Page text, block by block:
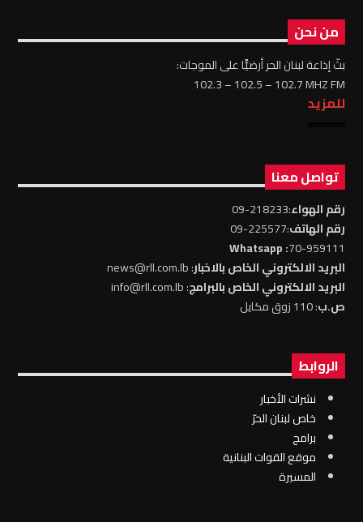
من نحن
بثّ إذاعة لبنان الحر أرضيًّا على الموجات:
102.3 – 102.5 – 102.7 MHZ FM
للمزيد
تواصل معنا
رقم الهواء:218233-09
رقم الهاتف:225577-09
70-959111
: Whatsapp
البريد الالكتروني الخاص بالاخبار: news@rll.com.lb
البريد الالكتروني الخاص بالبرامج: info@rll.com.lb
ص.ب: 110 زوق مكايل
الروابط
نشرات الأخبار
خاص لبنان الحرّ
برامج
موقع القوات البنانية
المسيرة